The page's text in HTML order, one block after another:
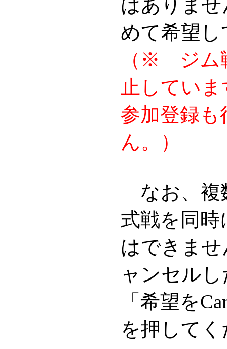
はありま
めて希望
（※ ジム
止してい
参加登録
ん。）
なお、複
式戦を同
はできま
ャンセル
「希望を
を押して